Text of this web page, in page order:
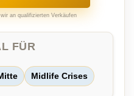
an qualifizierten Verkäufen
FÜR
Midlife Crises